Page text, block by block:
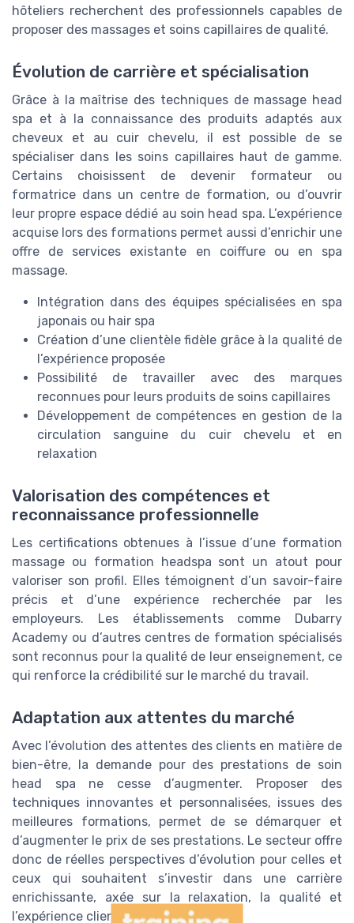
hôteliers recherchent des professionnels capables de
proposer des massages et soins capillaires de qualité.
Évolution de carrière et spécialisation
Grâce à la maîtrise des techniques de massage head
spa et à la connaissance des produits adaptés aux
cheveux et au cuir chevelu, il est possible de se
spécialiser dans les soins capillaires haut de gamme.
Certains choisissent de devenir formateur ou
formatrice dans un centre de formation, ou d’ouvrir
leur propre espace dédié au soin head spa. L’expérience
acquise lors des formations permet aussi d’enrichir une
offre de services existante en coiffure ou en spa
massage.
Intégration dans des équipes spécialisées en spa
japonais ou hair spa
Création d’une clientèle fidèle grâce à la qualité de
l’expérience proposée
Possibilité de travailler avec des marques
reconnues pour leurs produits de soins capillaires
Développement de compétences en gestion de la
circulation sanguine du cuir chevelu et en
relaxation
Valorisation des compétences et
reconnaissance professionnelle
Les certifications obtenues à l’issue d’une formation
massage ou formation headspa sont un atout pour
valoriser son profil. Elles témoignent d’un savoir-faire
précis et d’une expérience recherchée par les
employeurs. Les établissements comme Dubarry
Academy ou d’autres centres de formation spécialisés
sont reconnus pour la qualité de leur enseignement, ce
qui renforce la crédibilité sur le marché du travail.
Adaptation aux attentes du marché
Avec l’évolution des attentes des clients en matière de
bien-être, la demande pour des prestations de soin
head spa ne cesse d’augmenter. Proposer des
techniques innovantes et personnalisées, issues des
meilleures formations, permet de se démarquer et
d’augmenter le prix de ses prestations. Le secteur offre
donc de réelles perspectives d’évolution pour celles et
ceux qui souhaitent s’investir dans une carrière
enrichissante, axée sur la relaxation, la qualité et
l’expérience client.